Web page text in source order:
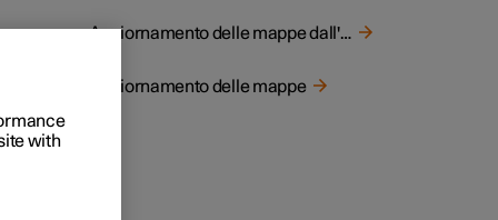
una
Aggiornamento delle mappe dall'automobile connessa a Internet
Aggiornamento delle mappe
with